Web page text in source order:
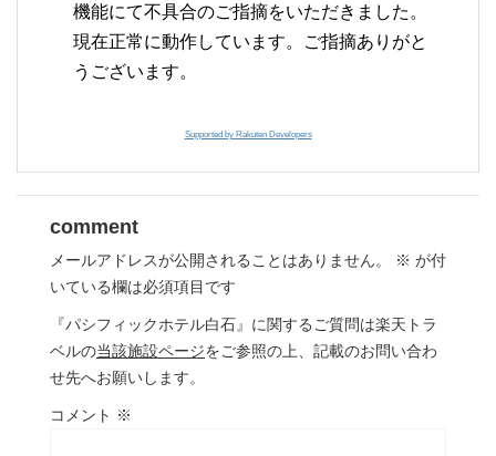
機能にて不具合のご指摘をいただきました。
現在正常に動作しています。ご指摘ありがと
うございます。
Supported by Rakuten Developers
comment
メールアドレスが公開されることはありません。 ※ が付
いている欄は必須項目です
『パシフィックホテル白石』に関するご質問は楽天トラ
ベルの当該施設ページをご参照の上、記載のお問い合わ
せ先へお願いします。
コメント ※